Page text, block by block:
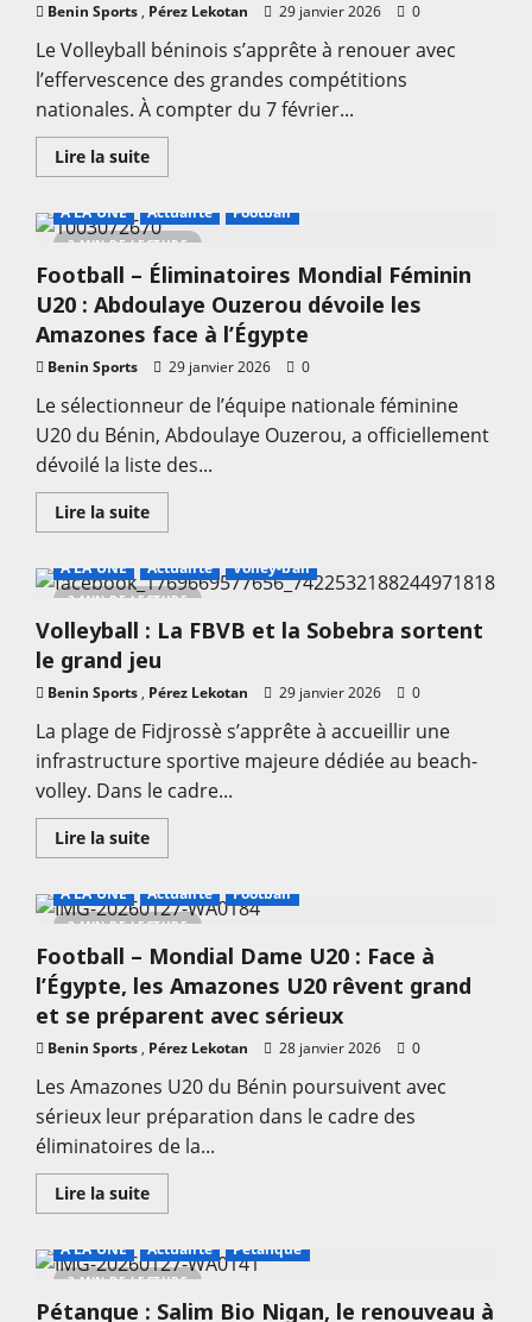
Le
décroche
son
premier
face
Kenya
Benin Sports , Pérez Lekotan 29 janvier 2026 0
Le Volleyball béninois s’apprête à renouer avec
l’effervescence des grandes compétitions
nationales. À compter du 7 février...
Lire la suiteEn
savoir
Volleyball
–
National
:
La
saison
s’annonce
2 MIN DE LECTURE
A LA UNE Actualité Football
Football – Éliminatoires Mondial Féminin
U20 : Abdoulaye Ouzerou dévoile les
Amazones face à l’Égypte
Benin Sports 29 janvier 2026 0
Le sélectionneur de l’équipe nationale féminine
U20 du Bénin, Abdoulaye Ouzerou, a officiellement
dévoilé la liste des...
Lire la suiteEn
savoir
Football
–
Mondial
Féminin
U20
Abdoulaye
dévoile
les
Amazones
face
à
3 MIN DE LECTURE
A LA UNE Actualité Volley-ball
Volleyball : La FBVB et la Sobebra sortent
le grand jeu
Benin Sports , Pérez Lekotan 29 janvier 2026 0
La plage de Fidjrossè s’apprête à accueillir une
infrastructure sportive majeure dédiée au beach-
volley. Dans le cadre...
Lire la suiteEn
savoir
Volleyball
:
FBVB
et
la
sortent
grand
2 MIN DE LECTURE
A LA UNE Actualité Football
Football – Mondial Dame U20 : Face à
l’Égypte, les Amazones U20 rêvent grand
et se préparent avec sérieux
Benin Sports , Pérez Lekotan 28 janvier 2026 0
Les Amazones U20 du Bénin poursuivent avec
sérieux leur préparation dans le cadre des
éliminatoires de la...
Lire la suiteEn
savoir
Football
–
Dame
3 MIN DE LECTURE
A LA UNE Actualité Petanque
Pétanque : Salim Bio Nigan, le renouveau à